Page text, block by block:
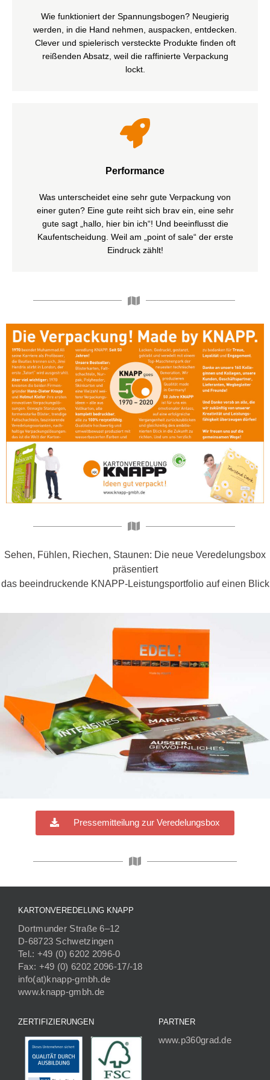
Wie funktioniert der Spannungsbogen? Neugierig
werden, in die Hand nehmen, auspacken, entdecken.
Clever und spielerisch versteckte Produkte finden oft
reißenden Absatz, weil die raffinierte Verpackung
lockt.
auf unseren multifunktionalen Verpackungsvarianten
lassen sich auch nützliche Informationen gut
verstecken. Zum Beispiel Anti-Diebstahl-Strips oder
Spezialcodierungen.
Performance
Was unterscheidet eine sehr gute Verpackung von
einer guten? Eine gute reiht sich brav ein, eine sehr
gute sagt „hallo, hier bin ich“! Und beeinflusst die
Kaufentscheidung. Weil am „point of sale“ der erste
Eindruck zählt!
Mit einer ungewöhnlichen Verpackungslösung ist Ihr
innovative Ideenschmiede überzeugt mit gewagten
formenstarken Verpackungen, faszinierenden
Veredelungsvariationen.
Oder einfach mal nur mit viel Raum für
ausdrucksstarke Bilder und interaktive Gimmicks.
Sehen, Fühlen, Riechen, Staunen: Die neue Veredelungsbox
präsentiert
das beeindruckende KNAPP-Leistungsportfolio auf einen Blick
Pressemitteilung zur Veredelungsbox
KARTONVEREDELUNG KNAPP
Dortmunder Straße 6–12
D-68723 Schwetzingen
Tel.: +49 (0) 6202 2096-0
Fax: +49 (0) 6202 2096-17/-18
info(at)knapp-gmbh.de
www.knapp-gmbh.de
ZERTIFIZIERUNGEN PARTNER
www.p360grad.de